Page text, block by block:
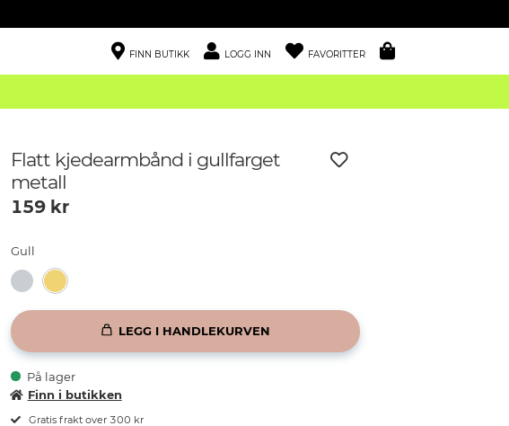
FINN BUTIKK LOGG INN FAVORITTER
Flatt kjedearmbånd i gullfarget
metall
159kr
Gull
LEGG I HANDLEKURVEN
På lager
Finn i butikken
Gratis frakt over 300 kr